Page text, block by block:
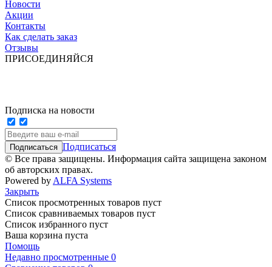
Новости
Акции
Контакты
Как сделать заказ
Отзывы
ПРИСОЕДИНЯЙСЯ
Подписка на новости
Подписаться
© Все права защищены. Информация сайта защищена законом
об авторских правах.
Powered by ALFA Systems
Закрыть
Список просмотренных товаров пуст
Список сравниваемых товаров пуст
Список избранного пуст
Ваша корзина пуста
Помощь
Недавно просмотренные 0